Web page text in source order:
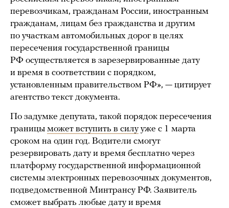
перевозчикам, гражданам России, иностранным
гражданам, лицам без гражданства и другим
по участкам автомобильных дорог в целях
пересечения государственной границы
РФ осуществляется в зарезервированные дату
и время в соответствии с порядком,
установленным правительством РФ», — цитирует
агентство текст документа.
По задумке депутата, такой порядок пересечения
границы может вступить в силууже с 1 марта
сроком на один год. Водители смогут
резервировать дату и время бесплатно через
платформу государственной информационной
системы электронных перевозочных документов,
подведомственной Минтрансу РФ. Заявитель
сможет выбрать любые дату и время